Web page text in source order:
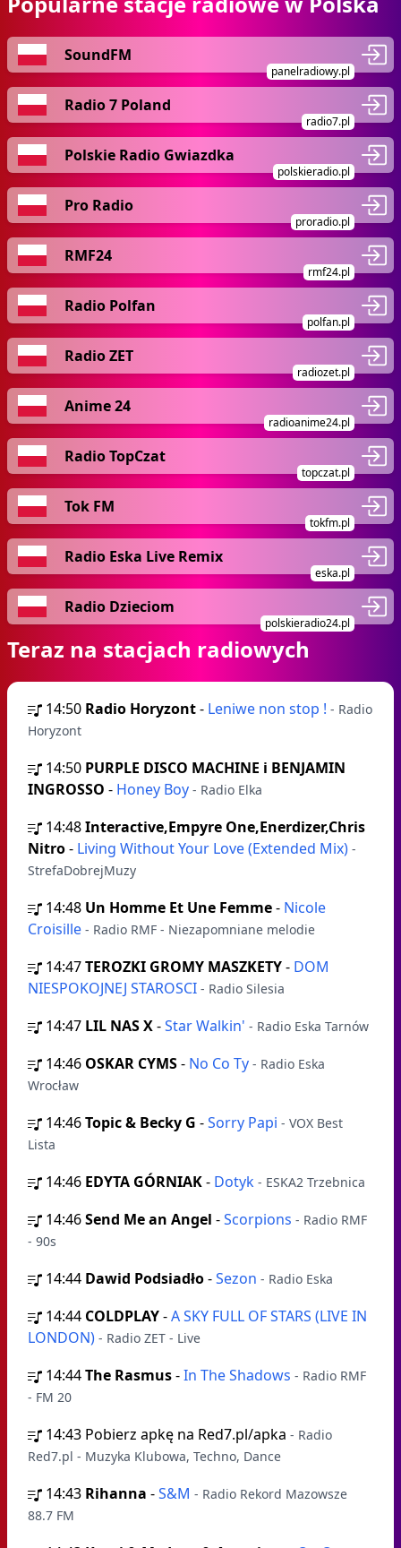
SoundFM
panelradiowy.pl
Radio 7 Poland
radio7.pl
Polskie Radio Gwiazdka
polskieradio.pl
Pro Radio
proradio.pl
RMF24
rmf24.pl
Radio Polfan
polfan.pl
Radio ZET
radiozet.pl
Anime 24
radioanime24.pl
Radio TopCzat
topczat.pl
Tok FM
tokfm.pl
Radio Eska Live Remix
eska.pl
Radio Dzieciom
polskieradio24.pl
Teraz na stacjach radiowych
14:50 Radio Horyzont- Leniwe non stop ! - Radio
Horyzont
14:50 PURPLE DISCO MACHINE i BENJAMIN
INGROSSO - Honey Boy - Radio Elka
14:48Interactive,Empyre One,Enerdizer,Chris
Nitro- Living Without Your Love (Extended Mix) -
StrefaDobrejMuzy
14:48 Un Homme Et Une Femme- Nicole
Croisille - Radio RMF - Niezapomniane melodie
14:47TEROZKI GROMY MASZKETY- DOM
NIESPOKOJNEJ STAROSCI - Radio Silesia
14:47 LIL NAS X-Star Walkin' - Radio Eska Tarnów
14:46 OSKAR CYMS- No Co Ty - Radio Eska
Wrocław
14:46Topic & Becky G -Sorry Papi - VOX Best
Lista
14:46 EDYTA GÓRNIAK- Dotyk - ESKA2 Trzebnica
14:46Send Me an Angel -Scorpions - Radio RMF
- 90s
14:44 Dawid Podsiadło-Sezon - Radio Eska
14:44 COLDPLAY-A SKY FULL OF STARS (LIVE IN
LONDON) - Radio ZET - Live
14:44The Rasmus-In The Shadows - Radio RMF
- FM 20
14:43 Pobierz apkę na Red7.pl/apka - Radio
Red7.pl - Muzyka Klubowa, Techno, Dance
14:43 Rihanna -S&M - Radio Rekord Mazowsze
88.7 FM